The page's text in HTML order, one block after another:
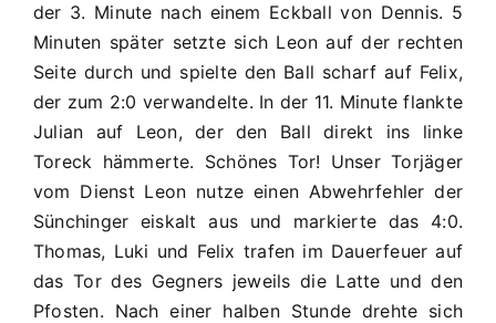
der 3. Minute nach einem Eckball von Dennis. 5
Minuten später setzte sich Leon auf der rechten
Seite durch und spielte den Ball scharf auf Felix,
der zum 2:0 verwandelte. In der 11. Minute flankte
Julian auf Leon, der den Ball direkt ins linke
Toreck hämmerte. Schönes Tor! Unser Torjäger
vom Dienst Leon nutze einen Abwehrfehler der
Sünchinger eiskalt aus und markierte das 4:0.
Thomas, Luki und Felix trafen im Dauerfeuer auf
das Tor des Gegners jeweils die Latte und den
Pfosten. Nach einer halben Stunde drehte sich